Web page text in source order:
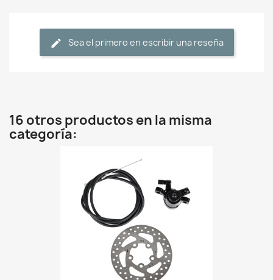
Sea el primero en escribir una reseña
16 otros productos en la misma
categoría: